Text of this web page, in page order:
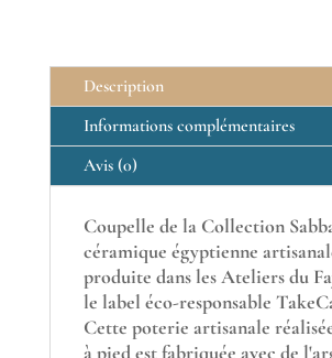
Description
Informations complémentaires
Avis (0)
Coupelle de la Collection
céramique égyptienne
produite dans les Ateliers du
le label éco-responsable
Cette poterie artisanale
à pied est fabriquée avec de